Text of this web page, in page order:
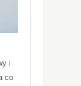
i
co